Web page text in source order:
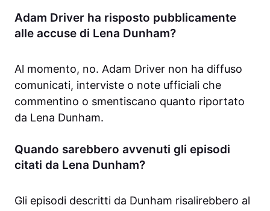
Adam Driver ha risposto pubblicamente
alle accuse di Lena Dunham?
Al momento, no. Adam Driver non ha diffuso
comunicati, interviste o note ufficiali che
commentino o smentiscano quanto riportato
da Lena Dunham.
Quando sarebbero avvenuti gli episodi
citati da Lena Dunham?
Gli episodi descritti da Dunham risalirebbero al